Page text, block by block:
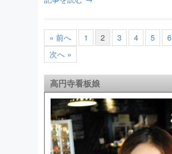
« 前へ 1 2 3 4 5 6
次へ »
高円寺看板娘